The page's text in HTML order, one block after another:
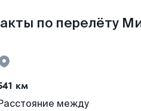
по перелёту
км
между